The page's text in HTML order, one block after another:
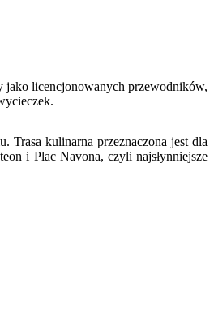
jako licencjonowanych przewodników,
Trasa kulinarna przeznaczona jest dla
i Plac Navona, czyli najsłynniejsze